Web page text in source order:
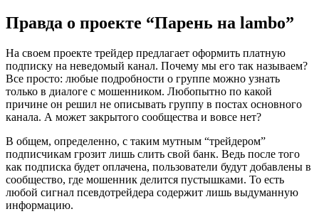
Правда о проекте “Парень на lambo”
На своем проекте трейдер предлагает оформить платную
подписку на неведомый канал. Почему мы его так называем?
Все просто: любые подробности о группе можно узнать
только в диалоге с мошенником. Любопытно по какой
причине он решил не описывать группу в постах основного
канала. А может закрытого сообщества и вовсе нет?
В общем, определенно, с таким мутным “трейдером”
подписчикам грозит лишь слить свой банк. Ведь после того
как подписка будет оплачена, пользователи будут добавлены в
сообщество, где мошенник делится пустышками. То есть
любой сигнал псевдотрейдера содержит лишь выдуманную
информацию.